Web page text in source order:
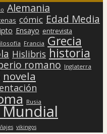
Alemania
cómic Edad Media
Ensayo entrevista
Francia Grecia
Hislibris historia
romano Inglaterra
novela
Rusia
vikingos